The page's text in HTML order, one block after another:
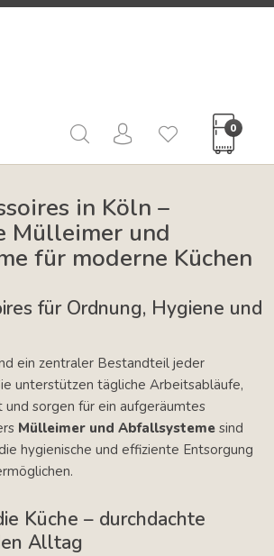
0
in Köln –
Mülleimer und
für moderne Küchen
für Ordnung, Hygiene und
ein zentraler Bestandteil jeder
unterstützen tägliche Arbeitsabläufe,
sorgen für ein aufgeräumtes
Mülleimer und Abfallsysteme sind
hygienische und effiziente Entsorgung
Küche – durchdachte
Alltag